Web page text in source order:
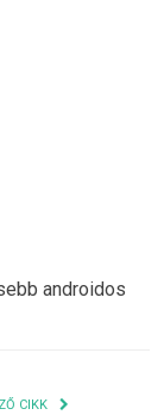
androidos
CIKK